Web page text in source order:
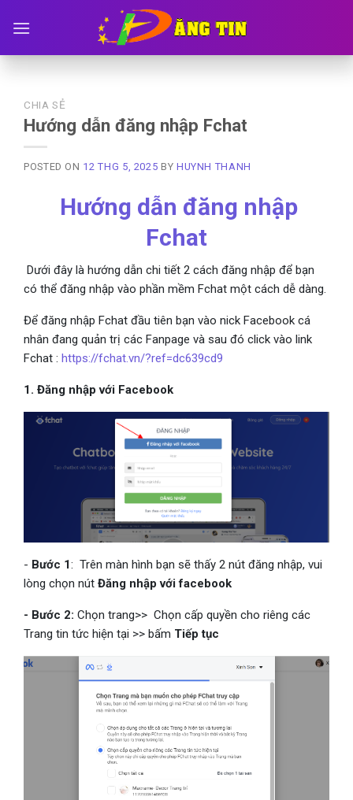
CHIA SẺ
Hướng dẫn đăng nhập Fchat
POSTED ON 12 THG 5, 2025BY HUYNH THANH
Hướng dẫn đăng nhập
Fchat
Dưới đây là hướng dẫn chi tiết 2 cách đăng nhập để bạn
có thể đăng nhập vào phần mềm Fchat một cách dễ dàng.
Để đăng nhập Fchat đầu tiên bạn vào nick Facebook cá
nhân đang quản trị các Fanpage và sau đó click vào link
Fchat : https://fchat.vn/?ref=dc639cd9
1. Đăng nhập với Facebook
- Bước 1: Trên màn hình bạn sẽ thấy 2 nút đăng nhập, vui
lòng chọn nút Đăng nhập với facebook
- Bước 2: Chọn trang>> Chọn cấp quyền cho riêng các
Trang tin tức hiện tại >> bấm Tiếp tục